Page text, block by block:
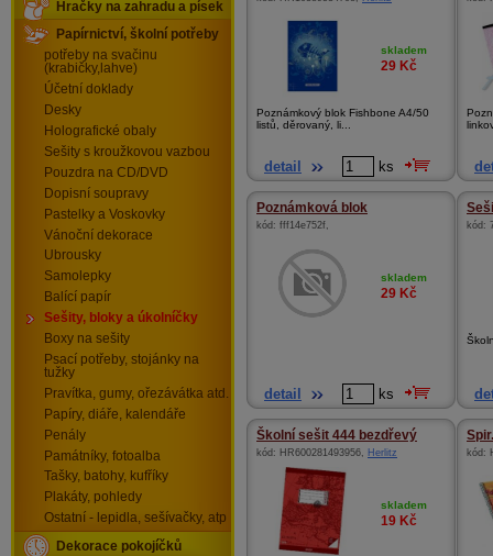
skladem
29 Kč
Poznámkový blok Fishbone A4/50
listů, děrovaný, li...
detail ks
Poznámková blok
kód: fff14e752f,
skladem
29 Kč
detail ks
kód:
Školní sešit 444 bezdřevý
kód: HR600281493956, Herlitz
skladem
19 Kč
kód:
Hračky na zahradu a písek
Papírnictví, školní potřeby
potřeby na svačinu
(krabičky,lahve)
Účetní doklady
Desky
Holografické obaly
Sešity s kroužkovou vazbou
Pouzdra na CD/DVD
Dopisní soupravy
Pastelky a Voskovky
Vánoční dekorace
Ubrousky
Samolepky
Balící papír
Sešity, bloky a úkolníčky
Boxy na sešity
Psací potřeby, stojánky na
tužky
Pravítka, gumy, ořezávátka atd.
Papíry, diáře, kalendáře
Penály
Památníky, fotoalba
Tašky, batohy, kufříky
Plakáty, pohledy
Ostatní - lepidla, sešívačky, atp
Dekorace pokojíčků